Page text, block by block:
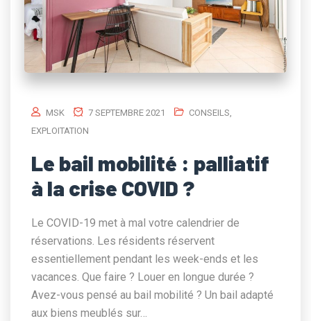
MSK 7 SEPTEMBRE 2021 CONSEILS,
EXPLOITATION
Le bail mobilité : palliatif
à la crise COVID ?
Le COVID-19 met à mal votre calendrier de
réservations. Les résidents réservent
essentiellement pendant les week-ends et les
vacances. Que faire ? Louer en longue durée ?
Avez-vous pensé au bail mobilité ? Un bail adapté
aux biens meublés sur…